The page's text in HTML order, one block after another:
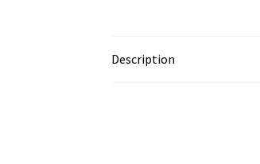
Description